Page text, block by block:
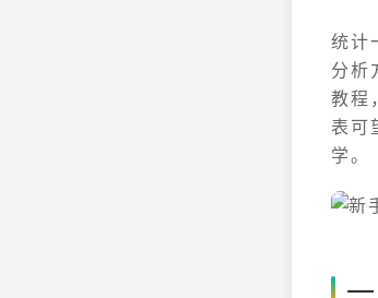
统计
分析
教程
表可
学。